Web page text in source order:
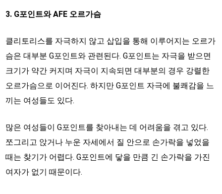
3. G포인트와 AFE 오르가슴
클리토리스를 자극하지 않고 삽입을 통해 이루어지는 오르가
슴은 대부분 G포인트와 관련된다. G포인트는 자극을 받으면
크기가 약간 커지며 자극이 지속되면 대부분의 경우 강렬한
오르가슴으로 이어진다. 하지만 G포인트 자극에 불쾌감을 느
끼는 여성들도 있다.
많은 여성들이 G포인트를 찾아내는 데 어려움을 겪고 있다.
쪼그리고 앉거나 누운 자세에서 질 안으로 손가락을 넣었을
때는 찾기가 어렵다. G포인트에 닿을 만큼 긴 손가락을 가진
여자가 없기 때문이다.